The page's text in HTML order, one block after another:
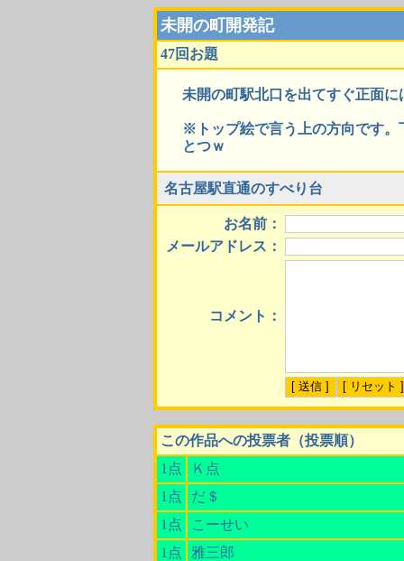
未開の町開発記
47回お題
未開の町駅北口を出てすぐ正面に
※トップ絵で言う上の方向です。
とつｗ
名古屋駅直通のすべり台
お名前：
メールアドレス：
コメント：
この作品への投票者（投票順）
1点
Ｋ点
1点
だ＄
1点
こーせい
1点
雅三郎